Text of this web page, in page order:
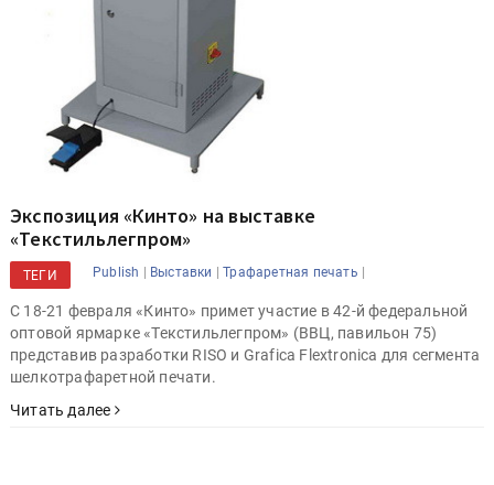
Экспозиция «Кинто» на выставке
«Текстильлегпром»
ТЕГИ Publish | Выставки |Трафаретная печать |
С 18-21 февраля «Кинто» примет участие в 42-й федеральной
оптовой ярмарке «Текстильлегпром» (ВВЦ, павильон 75)
представив разработки RISO и Grafica Flextronica для сегмента
шелкотрафаретной печати.
Читать далее